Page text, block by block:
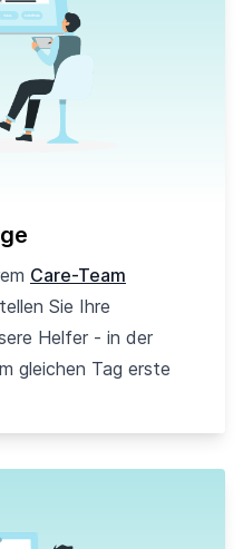
Care-Team
Sie Ihre
Helfer - in der
gleichen Tag erste